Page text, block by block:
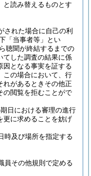
と読み替えるものとす
された場合に自己の利
「当事者等」とい
聴聞が終結するまでの
てした調査の結果に係
因となる事実を証する
この場合において、行
れがあるときその他正
の閲覧を拒むことがで
日における審理の進行
更に求めることを妨げ
時及び場所を指定する
員その他規則で定める